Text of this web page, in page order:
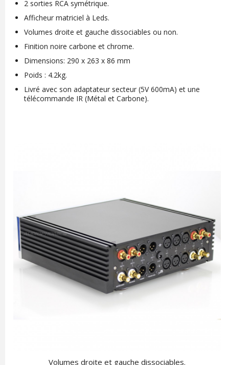
2 sorties RCA symétrique.
Afficheur matriciel à Leds.
Volumes droite et gauche dissociables ou non.
Finition noire carbone et chrome.
Dimensions: 290 x 263 x 86 mm
Poids : 4.2kg.
Livré avec son adaptateur secteur (5V 600mA) et une
télécommande IR (Métal et Carbone).
Volumes droite et gauche dissociables.